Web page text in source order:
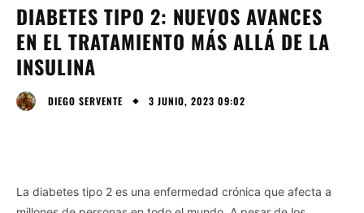
DIABETES TIPO 2: NUEVOS AVANCES
EN EL TRATAMIENTO MÁS ALLÁ DE LA
INSULINA
DIEGO SERVENTE 3 JUNIO, 2023 09:02
La diabetes tipo 2 es una enfermedad crónica que afecta a